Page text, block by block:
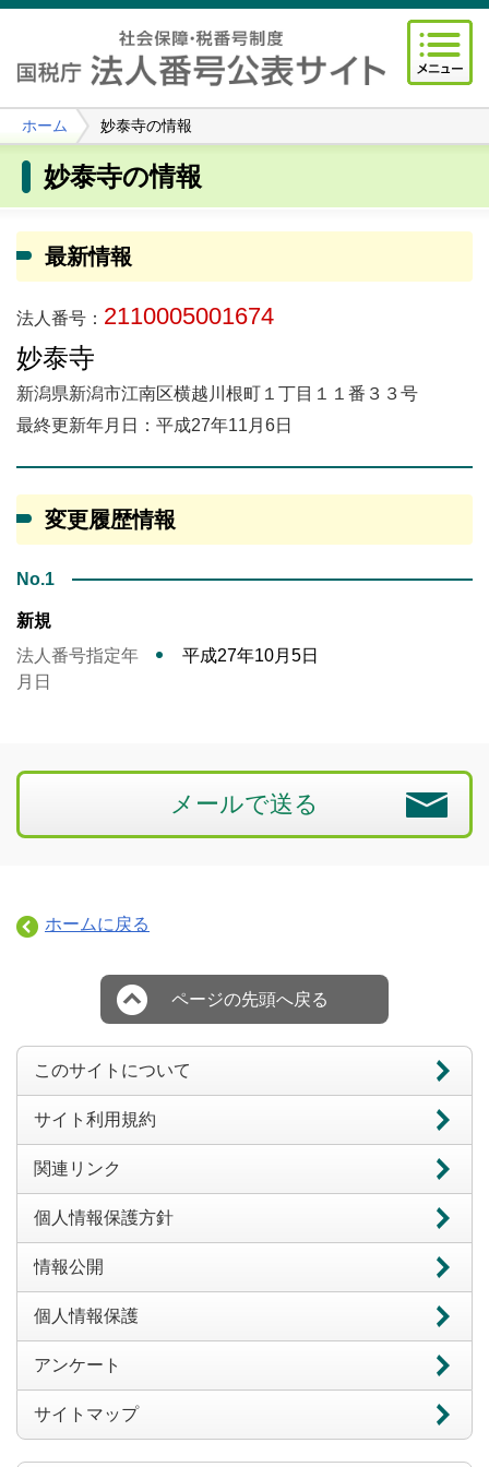
ホーム 妙泰寺の情報
妙泰寺の情報
最新情報
法人番号： 2110005001674
妙泰寺
新潟県新潟市江南区横越川根町１丁目１１番３３号
最終更新年月日：平成27年11月6日
変更履歴情報
No.1
新規
法人番号指定年
月日
平成27年10月5日
メールで送る
ホームに戻る
ページの先頭へ戻る
このサイトについて
サイト利用規約
関連リンク
個人情報保護方針
情報公開
個人情報保護
アンケート
サイトマップ